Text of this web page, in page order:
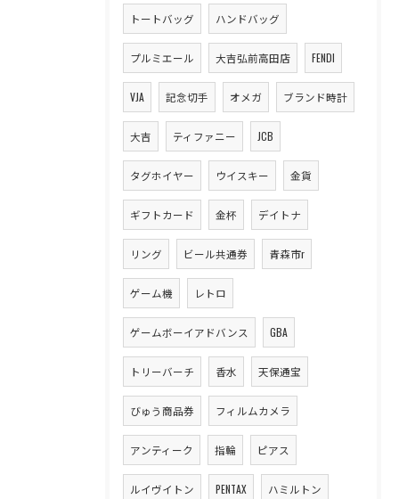
トートバッグ ハンドバッグ
プルミエール 大吉弘前高田店 FENDI
VJA 記念切手 オメガ ブランド時計
大吉 ティファニー JCB
タグホイヤー ウイスキー 金貨
ギフトカード 金杯 デイトナ
リング ビール共通券 青森市r
ゲーム機 レトロ
ゲームボーイアドバンス GBA
トリーバーチ 香水 天保通宝
びゅう商品券 フィルムカメラ
アンティーク 指輪 ピアス
ルイヴイトン PENTAX ハミルトン